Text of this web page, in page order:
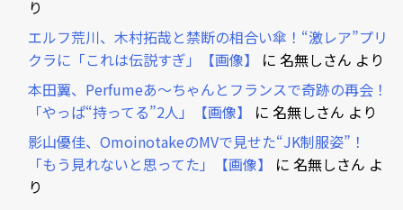
り
エルフ荒川、木村拓哉と禁断の相合い傘！“激レア”プリ
クラに「これは伝説すぎ」【画像】
に 名無しさん より
本田翼、Perfumeあ～ちゃんとフランスで奇跡の再会！
「やっぱ“持ってる”2人」【画像】
に 名無しさん より
影山優佳、OmoinotakeのMVで見せた“JK制服姿”！
「もう見れないと思ってた」【画像】
に 名無しさん よ
り